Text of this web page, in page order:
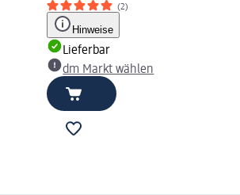
(2)
Hinweise
Lieferbar
dm Markt wählen